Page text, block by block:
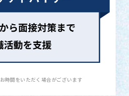
時間をいただく場合がございます